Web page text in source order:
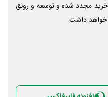
خرید مجدد شده و توسعه و رونق
خواهد داشت.